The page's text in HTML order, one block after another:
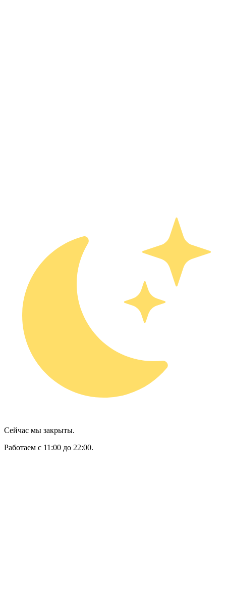
Сейчас мы закрыты.
Работаем с 11:00 до 22:00.